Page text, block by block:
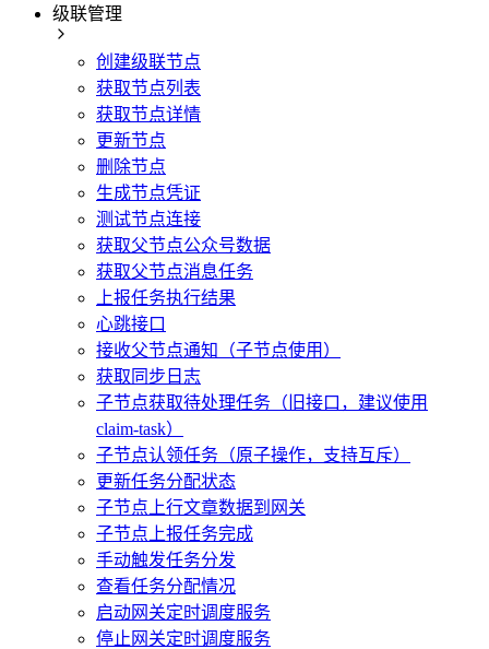
级联管理
创建级联节点
获取节点列表
获取节点详情
更新节点
删除节点
生成节点凭证
测试节点连接
获取父节点公众号数据
获取父节点消息任务
上报任务执行结果
心跳接口
接收父节点通知（子节点使用）
获取同步日志
子节点获取待处理任务（旧接口，建议使用
claim-task）
子节点认领任务（原子操作，支持互斥）
更新任务分配状态
子节点上行文章数据到网关
子节点上报任务完成
手动触发任务分发
查看任务分配情况
启动网关定时调度服务
停止网关定时调度服务